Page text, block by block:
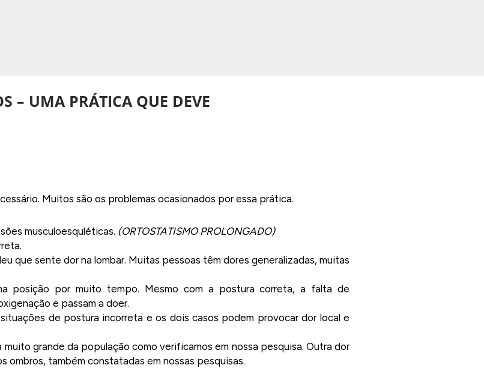
– UMA PRÁTICA QUE DEVE
Muitos são os problemas ocasionados por essa prática.
musculoesquléticas. (ORTOSTATISMO PROLONGADO)
que sente dor na lombar. Muitas pessoas têm dores generalizadas, muitas
posição por muito tempo. Mesmo com a postura correta, a falta de
e passam a doer.
de postura incorreta e os dois casos podem provocar dor local e
grande da população como verificamos em nossa pesquisa. Outra dor
ombros, também constatadas em nossas pesquisas.